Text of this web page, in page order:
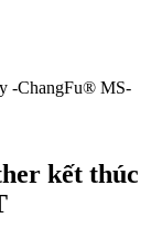
-ChangFu® MS-
kết thúc